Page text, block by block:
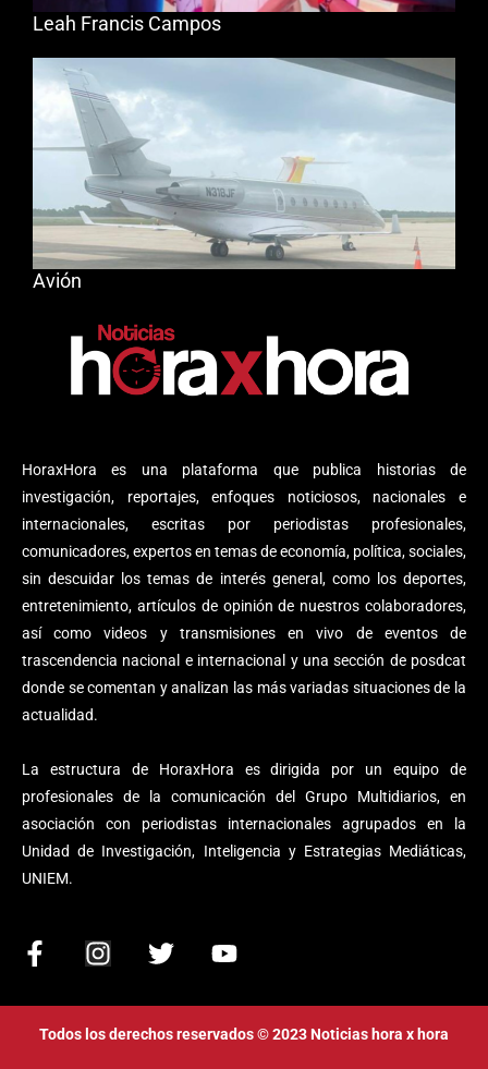
HoraxHora es una plataforma que publica historias de
investigación, reportajes, enfoques noticiosos, nacionales e
internacionales, escritas por periodistas profesionales,
comunicadores, expertos en temas de economía, política, sociales,
sin descuidar los temas de interés general, como los deportes,
entretenimiento, artículos de opinión de nuestros colaboradores,
así como videos y transmisiones en vivo de eventos de
trascendencia nacional e internacional y una sección de posdcat
donde se comentan y analizan las más variadas situaciones de la
actualidad.
La estructura de HoraxHora es dirigida por un equipo de
profesionales de la comunicación del Grupo Multidiarios, en
asociación con periodistas internacionales agrupados en la
Unidad de Investigación, Inteligencia y Estrategias Mediáticas,
UNIEM.
F
c
e
I
s
t
T
i
t
Y
u
t
Leah Francis Campos
Avión
Todos los derechos reservados © 2023 Noticias hora x hora